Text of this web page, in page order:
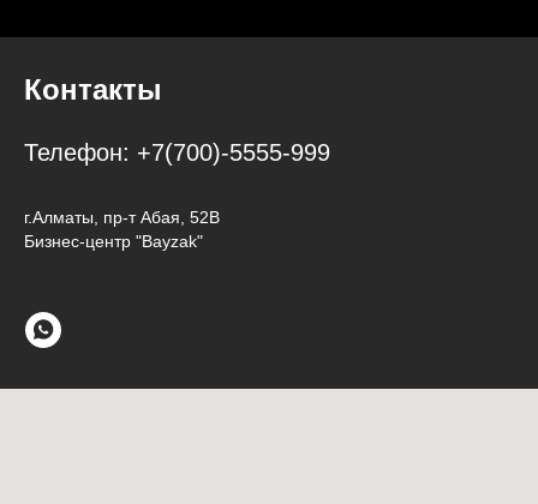
Контакты
Телефон: +7(700)-5555-999
г.Алматы, пр-т Абая, 52В
Бизнес-центр "Bayzak"